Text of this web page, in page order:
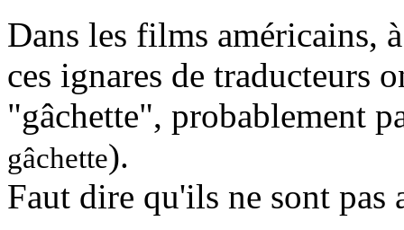
Dans les films américains,
ces ignares de traducteurs
"gâchette", probablement
gâchette).
Faut dire qu'ils ne sont pas